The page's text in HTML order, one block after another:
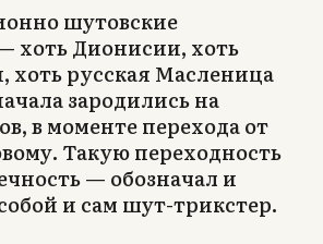
шутовские
хоть Дионисии, хоть
хоть русская Масленица
зародились на
в моменте перехода от
Такую переходность
— обозначал и
и сам шут-трикстер.